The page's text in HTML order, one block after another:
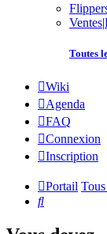
Ventes|
Toutes
Wiki
Agenda
FAQ
Connexion
Inscription
Portail
Rechercher